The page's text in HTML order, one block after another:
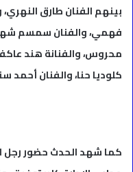
بينهم الفنان طارق النهري،
فهمي، والفنان سمسم
محروس، والفنانة هند
كلوديا حنا، والفنان أحمد
كما شهد الحدث حضور رجل